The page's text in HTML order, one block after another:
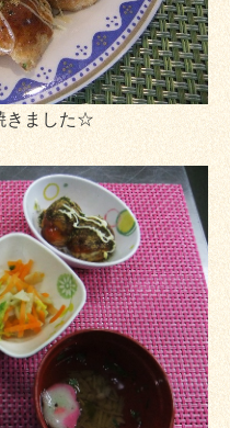
きました☆